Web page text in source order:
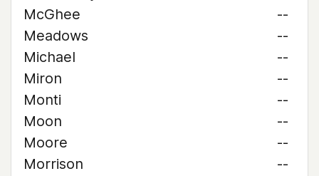
McGhee
--
Meadows
--
Michael
--
Miron
--
Monti
--
Moon
--
Moore
--
Morrison
--